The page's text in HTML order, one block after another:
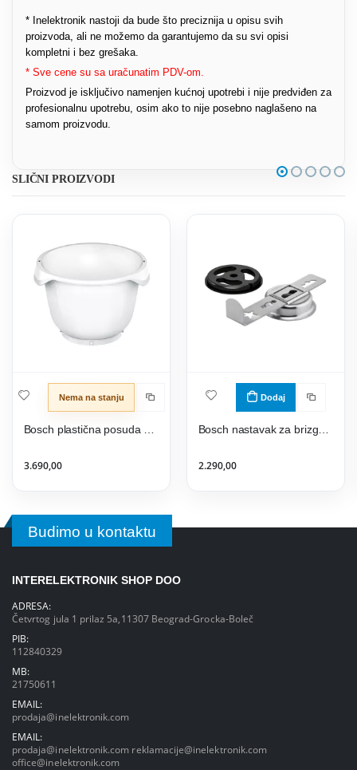
* Inelektronik nastoji da bude što preciznija u opisu svih
proizvoda, ali ne možemo da garantujemo da su svi opisi
kompletni i bez grešaka.
* Sve cene su sa uračunatim PDV-om.
Proizvod je isključivo namenjen kućnoj upotrebi i nije predviđen za
profesionalnu upotrebu, osim ako to nije posebno naglašeno na
samom proizvodu.
SLIČNI PROIZVODI
Nema na stanju
3.690,00
Dodaj
2.290,00
Budimo u kontaktu
INTERELEKTRONIK SHOP DOO
ADRESA:
Četvrtog jula 1 prilaz 5a,11307 Beograd-Grocka-Boleč
PIB:
112840329
MB:
21750611
EMAIL:
prodaja@inelektronik.com
EMAIL:
prodaja@inelektronik.com reklamacije@inelektronik.com
office@inelektronik.com